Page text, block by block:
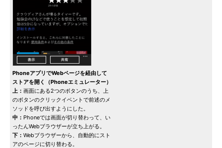
PhoneアプリでWebページを経由して
ストアを開く（Phoneエミュレーター）
上： 画面にある2つのボタンのうち、上
のボタンのクリックイベントで前述のメ
ソッドを呼び出すようにした。
中： Phoneでは画面が切り替わって、い
ったんWebブラウザーが立ち上がる。
下： Webブラウザーから、自動的にスト
アのページに切り替わる。